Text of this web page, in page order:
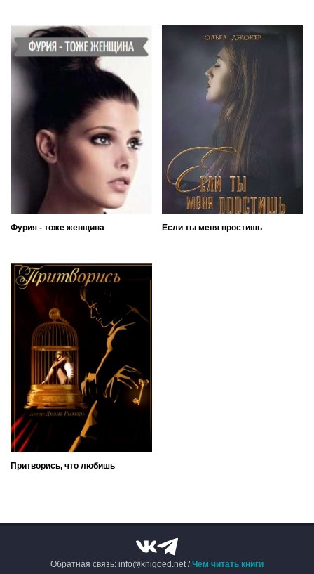
Фурия - тоже женщина Если ты меня простишь
Притворись, что любишь
Обратная связь: info@knigoed.net /Чем читать книги